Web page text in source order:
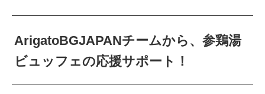
ArigatoBGJAPANチームから、参鶏湯
ビュッフェの応援サポート！